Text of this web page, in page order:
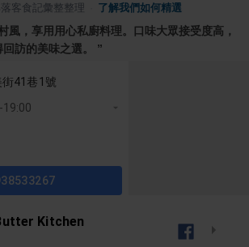
客食記彙整整理 了解我們如何精選
風，享用用心私廚料理。口味大眾接受度高，
訪的美味之選。 ”
41巷1號
19:00
Kitchen